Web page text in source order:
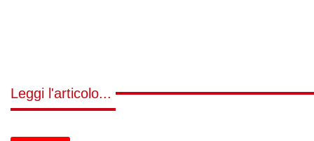
Leggi l'articolo...